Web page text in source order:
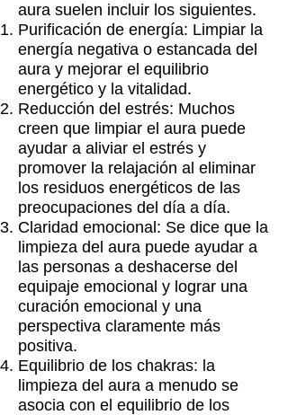
aura suelen incluir los siguientes.
Purificación de energía: Limpiar la
energía negativa o estancada del
aura y mejorar el equilibrio
energético y la vitalidad.
Reducción del estrés: Muchos
creen que limpiar el aura puede
ayudar a aliviar el estrés y
promover la relajación al eliminar
los residuos energéticos de las
preocupaciones del día a día.
Claridad emocional: Se dice que la
limpieza del aura puede ayudar a
las personas a deshacerse del
equipaje emocional y lograr una
curación emocional y una
perspectiva claramente más
positiva.
Equilibrio de los chakras: la
limpieza del aura a menudo se
asocia con el equilibrio de los